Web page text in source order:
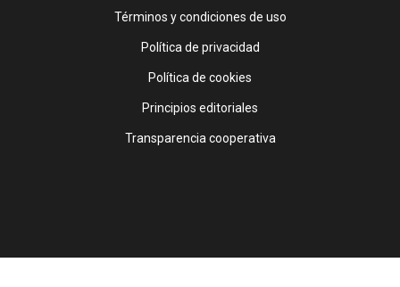
Footer
Términos y condiciones de uso
Política de privacidad
Política de cookies
Principios editoriales
Transparencia cooperativa